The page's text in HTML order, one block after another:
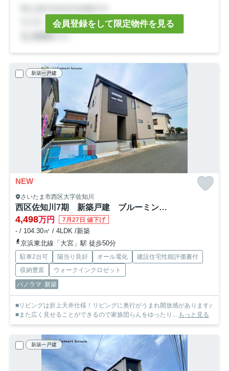
会員登録をして限定物件を見る
新築一戸建
NEW
さいたま市西区大字佐知川
西区佐知川7期 新築戸建 ブルーミング01
4,498万円 7月27日 値下げ
- / 104.30㎡ / 4LDK /新築
京浜東北線「大宮」駅 徒歩50分
駐車2台可 陽当り良好 オール電化
建設住宅性能評価書付
収納豊富
ウォークインクロゼット
パノラマ 新築
■リビングは折上天井仕様！リビングに奥行がうまれ開放感があります♪
■また広く見せることができるので家族団らんをゆったり... もっと見る
新築一戸建